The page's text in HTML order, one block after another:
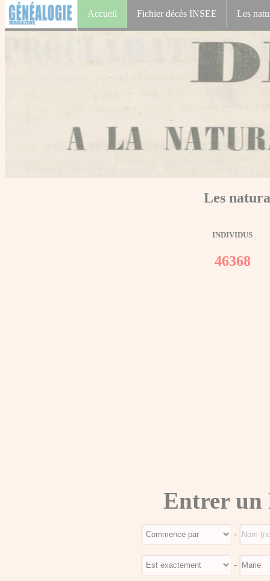
Accueil Fichier décès INSEE Les
Les
INDIVIDUS
46368
Entrer un
-
-